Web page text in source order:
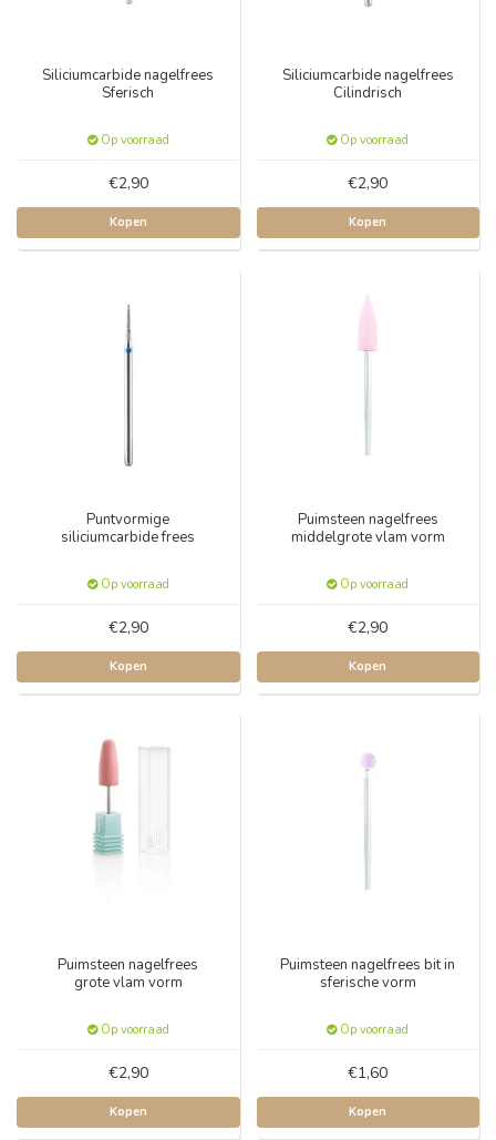
Siliciumcarbide nagelfrees
Sferisch
Op voorraad
€2,90
Kopen
Siliciumcarbide nagelfrees
Cilindrisch
Op voorraad
€2,90
Kopen
Puntvormige
siliciumcarbide frees
Op voorraad
€2,90
Kopen
Puimsteen nagelfrees
middelgrote vlam vorm
Op voorraad
€2,90
Kopen
Puimsteen nagelfrees
grote vlam vorm
Op voorraad
€2,90
Kopen
Puimsteen nagelfrees bit in
sferische vorm
Op voorraad
€1,60
Kopen